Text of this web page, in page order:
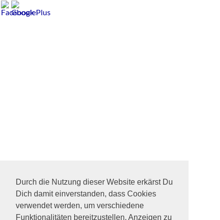
Durch die Nutzung dieser Website erkärst Du
Dich damit einverstanden, dass Cookies
verwendet werden, um verschiedene
Funktionalitäten bereitzustellen, Anzeigen zu